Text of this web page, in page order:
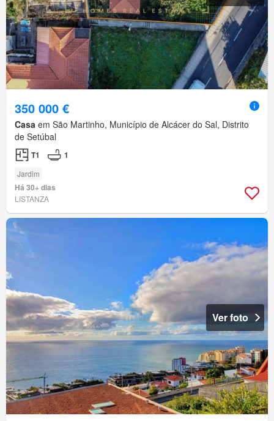
350 000 €
Casa em São Martinho, Município de Alcácer do Sal, Distrito
de Setúbal
T1 1
Jardim
Há 30+ dias
LISTANZA
Ver foto